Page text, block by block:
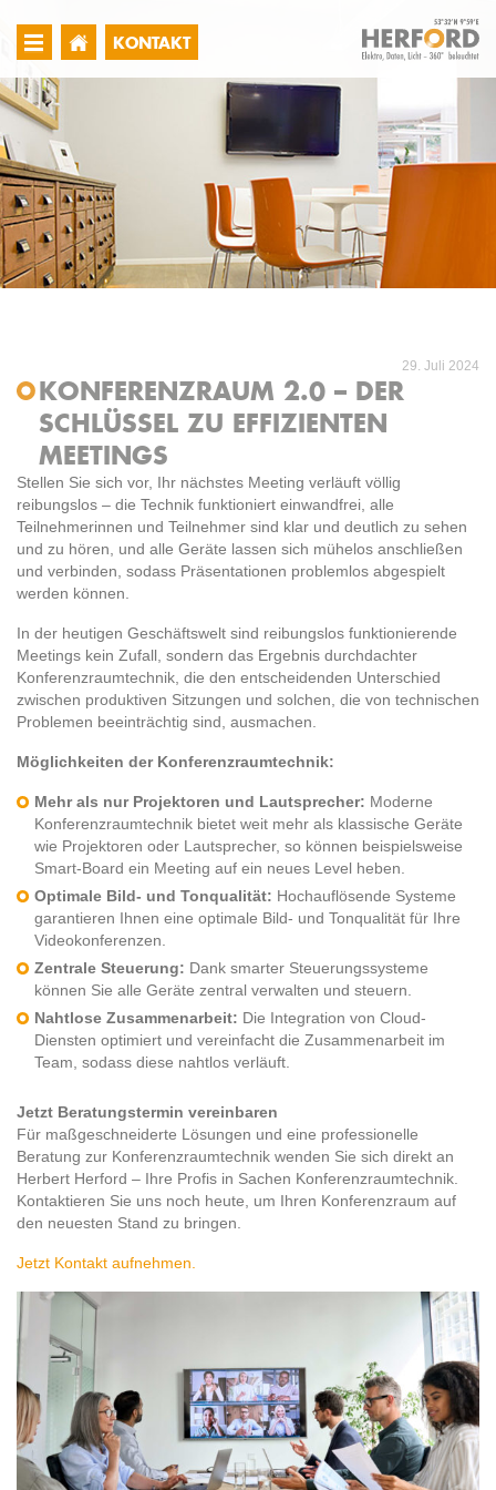
KONTAKT
29. Juli 2024
KONFERENZRAUM 2.0 – DER
SCHLÜSSEL ZU EFFIZIENTEN
MEETINGS
Stellen Sie sich vor, Ihr nächstes Meeting verläuft völlig
reibungslos – die Technik funktioniert einwandfrei, alle
Teilnehmerinnen und Teilnehmer sind klar und deutlich zu sehen
und zu hören, und alle Geräte lassen sich mühelos anschließen
und verbinden, sodass Präsentationen problemlos abgespielt
werden können.
In der heutigen Geschäftswelt sind reibungslos funktionierende
Meetings kein Zufall, sondern das Ergebnis durchdachter
Konferenzraumtechnik, die den entscheidenden Unterschied
zwischen produktiven Sitzungen und solchen, die von technischen
Problemen beeinträchtig sind, ausmachen.
Möglichkeiten der Konferenzraumtechnik:
Mehr als nur Projektoren und Lautsprecher: Moderne
Konferenzraumtechnik bietet weit mehr als klassische Geräte
wie Projektoren oder Lautsprecher, so können beispielsweise
Smart-Board ein Meeting auf ein neues Level heben.
Optimale Bild- und Tonqualität: Hochauflösende Systeme
garantieren Ihnen eine optimale Bild- und Tonqualität für Ihre
Videokonferenzen.
Zentrale Steuerung: Dank smarter Steuerungssysteme
können Sie alle Geräte zentral verwalten und steuern.
Nahtlose Zusammenarbeit: Die Integration von Cloud-
Diensten optimiert und vereinfacht die Zusammenarbeit im
Team, sodass diese nahtlos verläuft.
Jetzt Beratungstermin vereinbaren
Für maßgeschneiderte Lösungen und eine professionelle
Beratung zur Konferenzraumtechnik wenden Sie sich direkt an
Herbert Herford – Ihre Profis in Sachen Konferenzraumtechnik.
Kontaktieren Sie uns noch heute, um Ihren Konferenzraum auf
den neuesten Stand zu bringen.
Jetzt Kontakt aufnehmen.